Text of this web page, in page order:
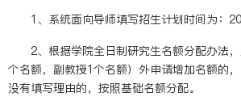
1、系统面向导师填写招生计划时间为：
2、根据学院全日制研究生名额分配办法
个名额，副教授1个名额）外申请增加名额的，
没有填写理由的，按照基础名额分配。